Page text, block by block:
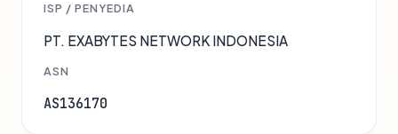
ISP / PENYEDIA
PT. EXABYTES NETWORK INDONESIA
ASN
AS136170